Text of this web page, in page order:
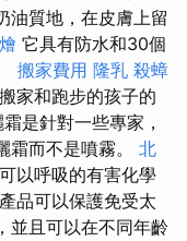
油質地，在皮膚上留
它具有防水和30個
搬家費用 隆乳 殺蟑
家和跑步的孩子的
是針對一些專家，
霜而不是噴霧。 北
以呼吸的有害化學
品可以保護免受太
並且可以在不同年齡